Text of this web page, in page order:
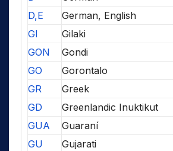
D,E
German, English
GI
Gilaki
GON
Gondi
GO
Gorontalo
GR
Greek
GD
Greenlandic Inuktikut
GUA
Guaraní
GU
Gujarati